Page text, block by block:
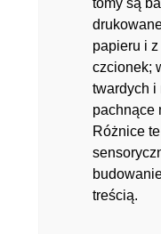
tomy są
papieru i
czcionek;
twardych i
pachnące
Różnice
treścią.